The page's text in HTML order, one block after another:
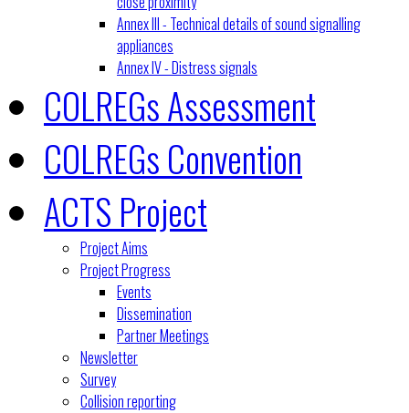
Annex III - Technical details of sound signalling
appliances
Annex IV - Distress signals
COLREGs Assessment
COLREGs Convention
ACTS Project
Project Aims
Project Progress
Events
Dissemination
Partner Meetings
Newsletter
Survey
Collision reporting